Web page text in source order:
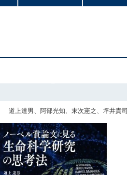
道上達男、阿部光知、末次憲之、坪井貴司